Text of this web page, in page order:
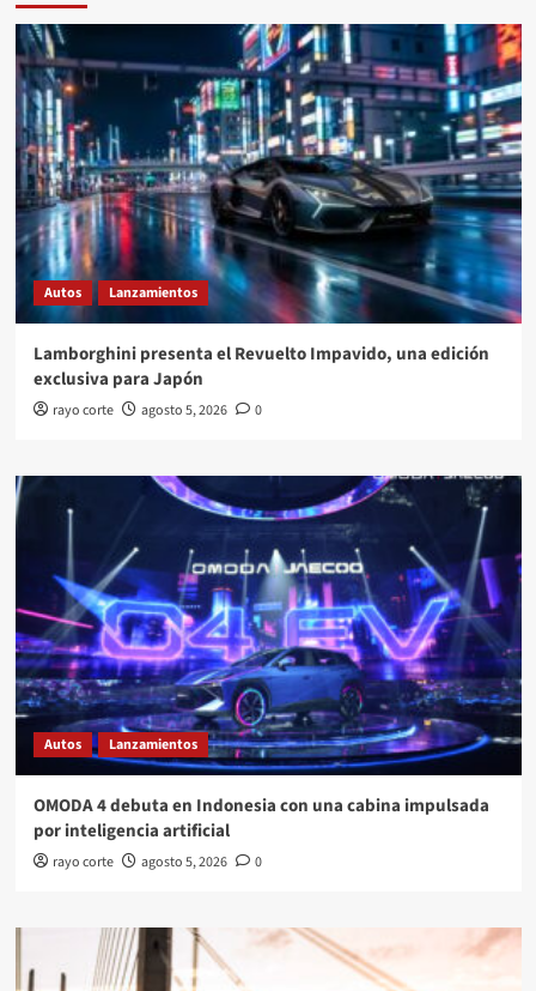
Autos Lanzamientos
Lamborghini presenta el Revuelto Impavido, una edición
exclusiva para Japón
rayo corte agosto 5, 2026 0
Autos Lanzamientos
OMODA 4 debuta en Indonesia con una cabina impulsada
por inteligencia artificial
rayo corte agosto 5, 2026 0